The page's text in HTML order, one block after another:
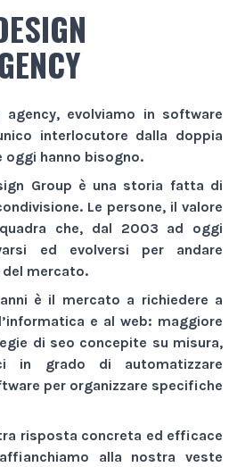
agency, evolviamo in software
interlocutore dalla doppia
oggi hanno bisogno.
Group è una storia fatta di
Le persone, il valore
che, dal 2003 ad oggi
ed evolversi per andare
mercato.
è il mercato a richiedere a
e al web: maggiore
di seo concepite su misura,
in grado di automatizzare
per organizzare specifiche
risposta concreta ed efficace
alla nostra veste